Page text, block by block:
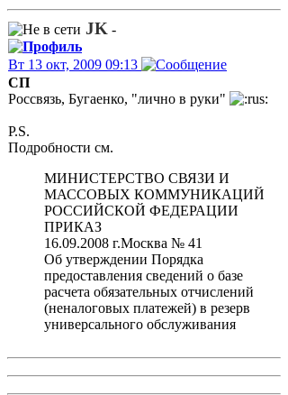
JK -
Вт 13 окт, 2009 09:13
СП
Россвязь, Бугаенко, "лично в руки"
P.S.
Подробности см.
МИНИСТЕРСТВО СВЯЗИ И
МАССОВЫХ КОММУНИКАЦИЙ
РОССИЙСКОЙ ФЕДЕРАЦИИ
ПРИКАЗ
16.09.2008 г.Москва № 41
Об утверждении Порядка
предоставления сведений о базе
расчета обязательных отчислений
(неналоговых платежей) в резерв
универсального обслуживания